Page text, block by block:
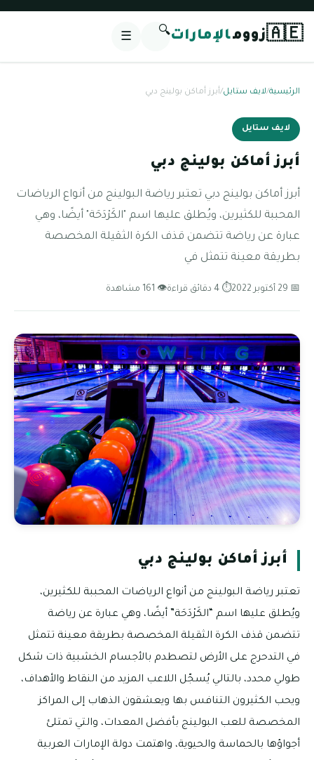
🇦🇪زوومالإمارات🔍
☰
الرئيسية/لايف ستايل/أبرز أماكن بولينج دبي
لايف ستايل
أبرز أماكن بولينج دبي
أبرز أماكن بولينج دبي تعتبر رياضة البولينج من أنواع الرياضات
المحببة للكثيرين، ويُطلق عليها اسم "الكَرْدَحَة" أيضًا، وهي
عبارة عن رياضة تتضمن قذف الكرة الثقيلة المخصصة
بطريقة معينة تتمثل في
📅 29 أكتوبر 2022 ⏱ 4 دقائق قراءة 👁 161 مشاهدة
أبرز أماكن بولينج دبي
تعتبر رياضة البولينج من أنواع الرياضات المحببة للكثيرين،
ويُطلق عليها اسم “الكَرْدَحَة” أيضًا، وهي عبارة عن رياضة
تتضمن قذف الكرة الثقيلة المخصصة بطريقة معينة تتمثل
في التدحرج على الأرض لتصطدم بالأجسام الخشبية ذات شكل
طولي محدد، بالتالي يُسجّل اللاعب المزيد من النقاط والأهداف،
ويحب الكثيرون التنافس بها ويعشقون الذهاب إلى المراكز
المخصصة للعب البولينج بأفضل المعدات، والتي تمتلئ
أجواؤها بالحماسة والحيوية، واهتمت دولة الإمارات العربية